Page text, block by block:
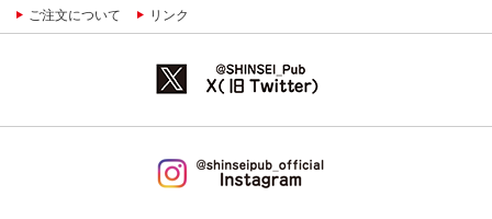
ご注文について
リンク